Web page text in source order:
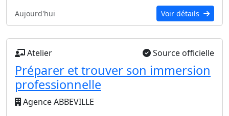
Aujourd'hui Voir détails
Atelier Source officielle
Préparer et trouver son immersion
professionnelle
Agence ABBEVILLE